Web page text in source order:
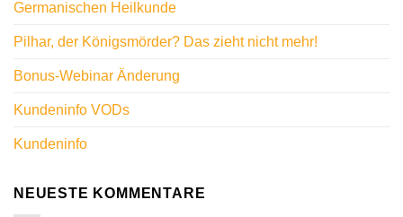
Germanischen Heilkunde
Pilhar, der Königsmörder? Das zieht nicht mehr!
Bonus-Webinar Änderung
Kundeninfo VODs
Kundeninfo
NEUESTE KOMMENTARE